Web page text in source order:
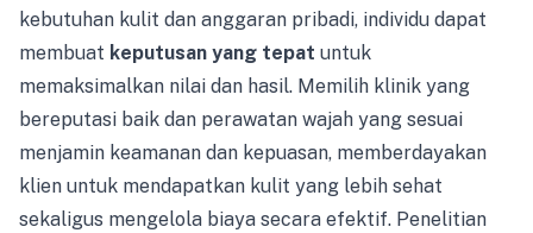
kebutuhan kulit dan anggaran pribadi, individu dapat
membuat keputusan yang tepat untuk
memaksimalkan nilai dan hasil. Memilih klinik yang
bereputasi baik dan perawatan wajah yang sesuai
menjamin keamanan dan kepuasan, memberdayakan
klien untuk mendapatkan kulit yang lebih sehat
sekaligus mengelola biaya secara efektif. Penelitian